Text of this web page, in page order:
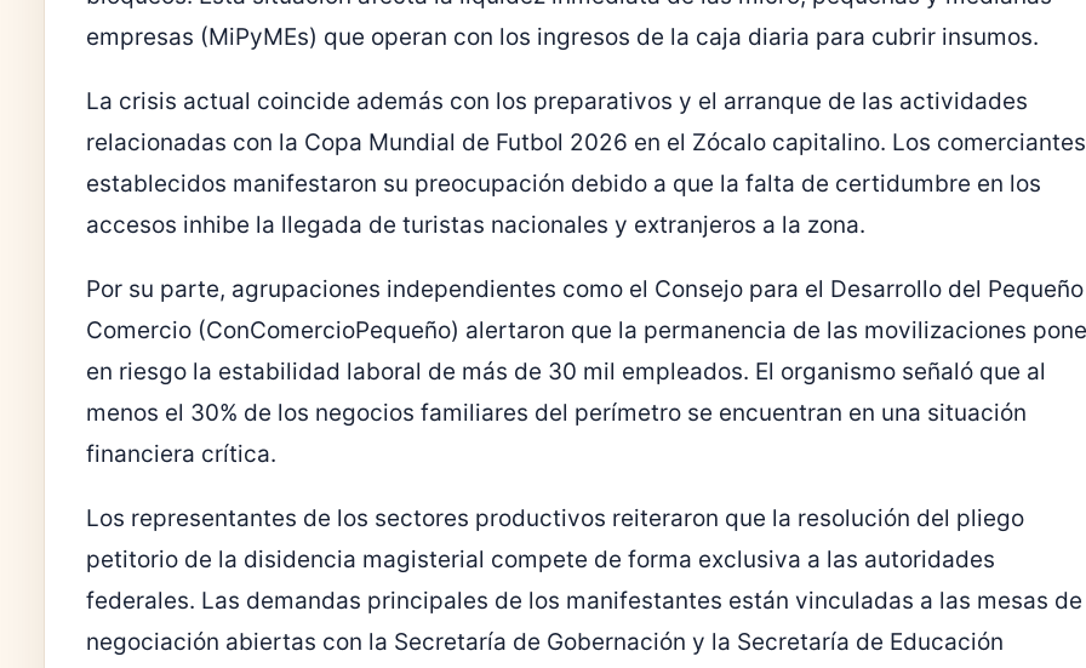
empresas (MiPyMEs) que operan con los ingresos de la caja diaria para cubrir insumos.
La crisis actual coincide además con los preparativos y el arranque de las actividades
relacionadas con la Copa Mundial de Futbol 2026 en el Zócalo capitalino. Los comerciantes
establecidos manifestaron su preocupación debido a que la falta de certidumbre en los
accesos inhibe la llegada de turistas nacionales y extranjeros a la zona.
Por su parte, agrupaciones independientes como el Consejo para el Desarrollo del Pequeño
Comercio (ConComercioPequeño) alertaron que la permanencia de las movilizaciones pone
en riesgo la estabilidad laboral de más de 30 mil empleados. El organismo señaló que al
menos el 30% de los negocios familiares del perímetro se encuentran en una situación
financiera crítica.
Los representantes de los sectores productivos reiteraron que la resolución del pliego
petitorio de la disidencia magisterial compete de forma exclusiva a las autoridades
federales. Las demandas principales de los manifestantes están vinculadas a las mesas de
negociación abiertas con la Secretaría de Gobernación y la Secretaría de Educación